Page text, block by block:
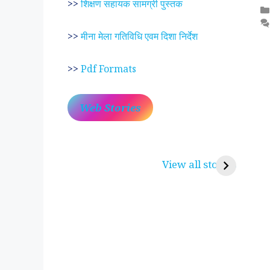
>>शिक्षण सहायक सामग्री पुस्तक
>>मीना मेला गतिविधि एवम दिशा निर्देश
>> Pdf Formats
Web Stories
View all stories
करुणा व प्रेम का प्रतीक
रामसा पीर, रुणेचा रा